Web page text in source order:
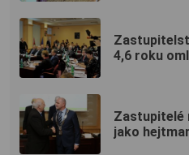
4,6 roku
Zastupitelé
jako